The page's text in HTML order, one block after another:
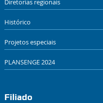
Histórico
Projetos especiais
PLANSENGE 2024
Filiado